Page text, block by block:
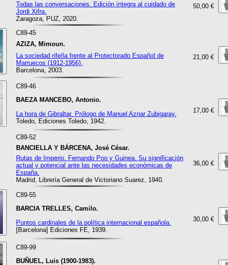
50,00 €
Todas las conversaciones. Edición íntegra al cuidado de
Jordi Xifra.
Zaragoza, PUZ, 2020.
C89-45
AZIZA, Mimoun.
21,00 €
La sociedad rifeña frente al Protectorado Español de
Marruecos (1912-1956).
Barcelona, 2003.
C89-46
BAEZA MANCEBO, Antonio.
17,00 €
La hora de Gibraltar. Prólogo de Manuel Aznar Zubigaray.
Toledo, Ediciones Toledo, 1942.
C89-52
BANCIELLA Y BÁRCENA, José César.
36,00 €
Rutas de Imperio. Fernando Poo y Guinea. Su significación
actual y potencial ante las necesidades económicas de
España.
Madrid, Librería General de Victoriano Suarez, 1940.
C89-55
BARCIA TRELLES, Camilo.
30,00 €
Puntos cardinales de la política internacional española.
[Barcelona] Ediciones FE, 1939.
C89-99
BUÑUEL, Luis (1900-1983).